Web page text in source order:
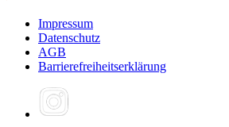
Impressum
Datenschutz
AGB
Barrierefreiheitserklärung